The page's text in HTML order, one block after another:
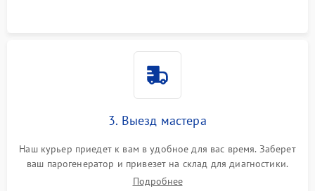
3. Выезд мастера
Наш курьер приедет к вам в удобное для вас время. Заберет
ваш парогенератор и привезет на склад для диагностики.
Подробнее